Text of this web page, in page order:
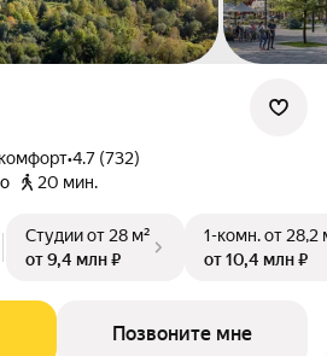
комфорт•4.7 (732)
20 мин.
Студииот 28 м²
от 9,4 млн ₽
1-комн.от 28,2
от 10,4 млн ₽
Позвоните мне